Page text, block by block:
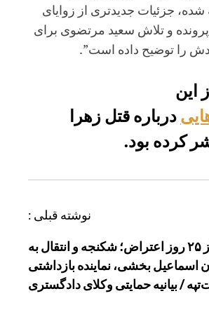
جزئیات جدیدتری از زوایای
پرونده و تلاش سعید مرتضوی برای
را توضیح داده است”.
این
درباره قتل زهرا
کرده بود.
نوشته قبلی :
پس از ۲۵ روز اعتراض؛ شکنجه و انتقال به
اسماعیل بخشی، نماینده بازداشتی
/ بیانیه حمایتی وکلای دادگستری